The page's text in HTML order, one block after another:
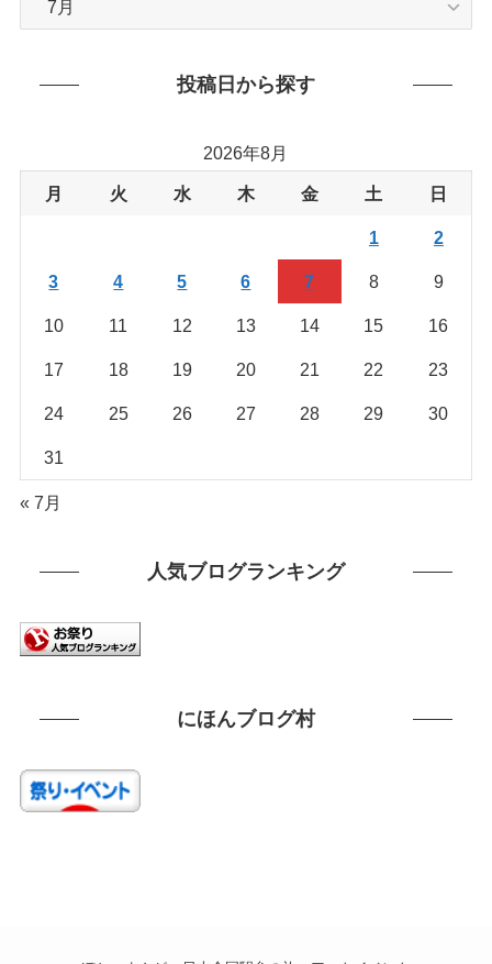
投稿日から探す
2026年8月
月 火 水 木 金 土 日
1 2
3 4 5 6 7 8 9
10 11 12 13 14 15 16
17 18 19 20 21 22 23
24 25 26 27 28 29 30
31
« 7月
人気ブログランキング
にほんブログ村